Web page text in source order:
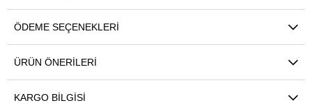
ÖDEME SEÇENEKLERI
ÜRÜN ÖNERILERI
KARGO BILGISI